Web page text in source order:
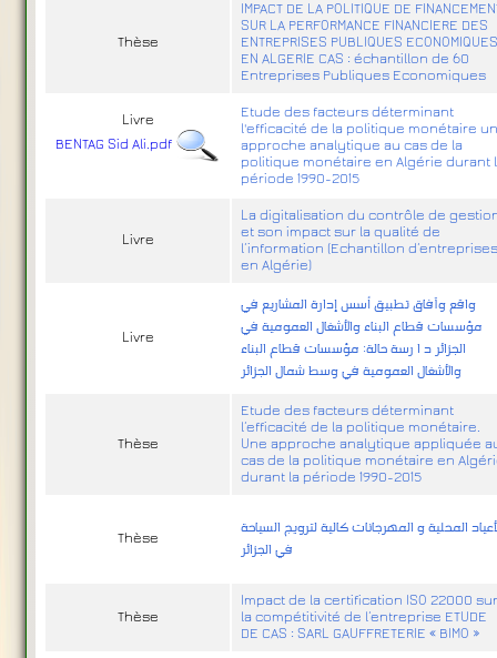
Thèse
IMPACT DE LA POLITIQUE DE
SUR LA PERFORMANCE FINANCIERE DES
ENTREPRISES PUBLIQUES
EN ALGERIE CAS : échantillon de 60
Entreprises Publiques Economiques
Livre
BENTAG Sid Ali.pdf
Etude des facteurs déterminant
l'efficacité de la politique monétaire
approche analytique au cas de la
politique monétaire en Algérie durant
période 1990-2015
Livre
La digitalisation du contrôle de
et son impact sur la qualité de
l’information (Echantillon
en Algérie)
Livre
واقع وآفاق تطبيق أسس إدارة المشاريع في
مؤسسات قطاع البناء والأشغال العمومية في
الجزائر د ا رسة حالة: مؤسسات قطاع البناء
والأشغال العمومية في وسط شمال الجزائر
Thèse
Etude des facteurs déterminant
l’efficacité de la politique monétaire.
Une approche analytique appliquée
cas de la politique monétaire en
durant la période 1990-2015
Thèse
المحلية و المهرجانات كالية لترويج السياحة
في الجزائر
Thèse
Impact de la certification ISO 22000
la compétitivité de l’entreprise ETUDE
DE CAS : SARL GAUFFRETERIE « BIMO »